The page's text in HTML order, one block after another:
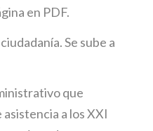
en PDF.
Se sube a
que
a los XXI